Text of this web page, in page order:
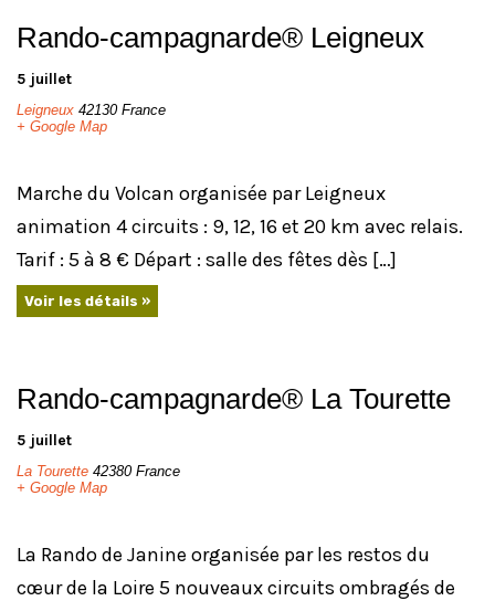
update
the
Rando-campagnarde® Leigneux
5 juillet
Leigneux 42130 France
+ Google Map
Marche du Volcan organisée par Leigneux
animation 4 circuits : 9, 12, 16 et 20 km avec relais.
Tarif : 5 à 8 € Départ : salle des fêtes dès […]
Voir les détails »
Rando-campagnarde® La Tourette
5 juillet
La Tourette 42380 France
+ Google Map
La Rando de Janine organisée par les restos du
cœur de la Loire 5 nouveaux circuits ombragés de